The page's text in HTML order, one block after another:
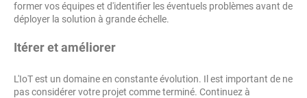
former vos équipes et d'identifier les éventuels problèmes avant de
déployer la solution à grande échelle.
Itérer et améliorer
L'IoT est un domaine en constante évolution. Il est important de ne
pas considérer votre projet comme terminé. Continuez à